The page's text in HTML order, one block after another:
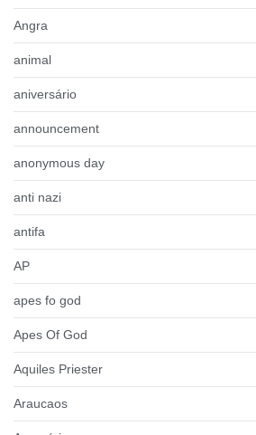
Angra
animal
aniversário
announcement
anonymous day
anti nazi
antifa
AP
apes fo god
Apes Of God
Aquiles Priester
Araucaos